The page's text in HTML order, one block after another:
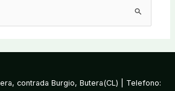
contrada Burgio, Butera(CL) | Telefono: